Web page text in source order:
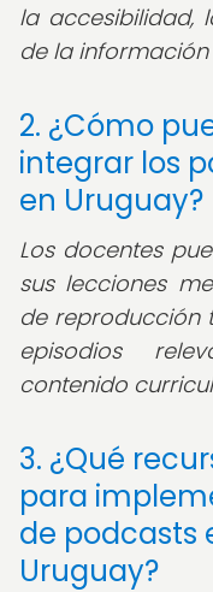
la accesibilidad,
de la
2. ¿Cómo
integrar los
en Uruguay?
Los docentes
sus lecciones
de reproducción
episodios
contenido
3. ¿Qué
para
de podcasts
Uruguay?